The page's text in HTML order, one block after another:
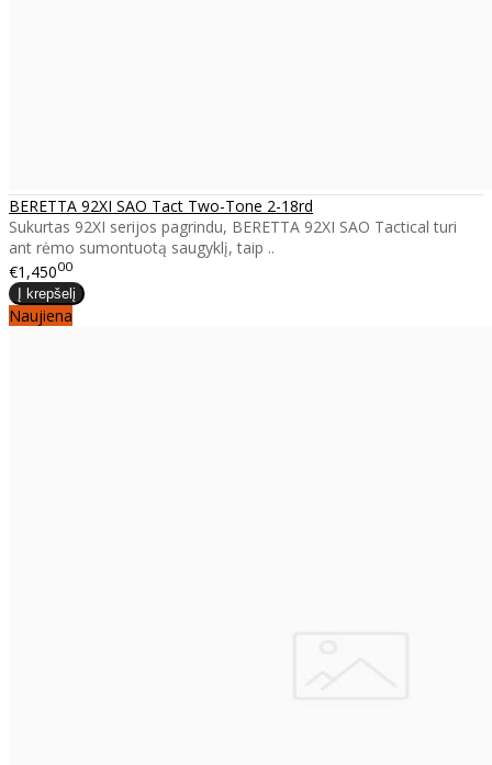
BERETTA 92XI SAO Tact Two-Tone 2-18rd
Sukurtas 92XI serijos pagrindu, BERETTA 92XI SAO Tactical turi
ant rėmo sumontuotą saugyklį, taip ..
€1,45000
Naujiena